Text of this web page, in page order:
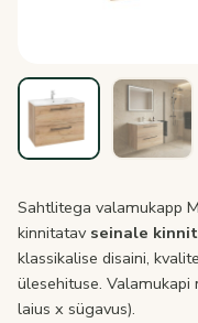
Sahtlitega valamukapp
kinnitatav seinale
klassikalise disaini,
ülesehituse.
laius x sügavus).